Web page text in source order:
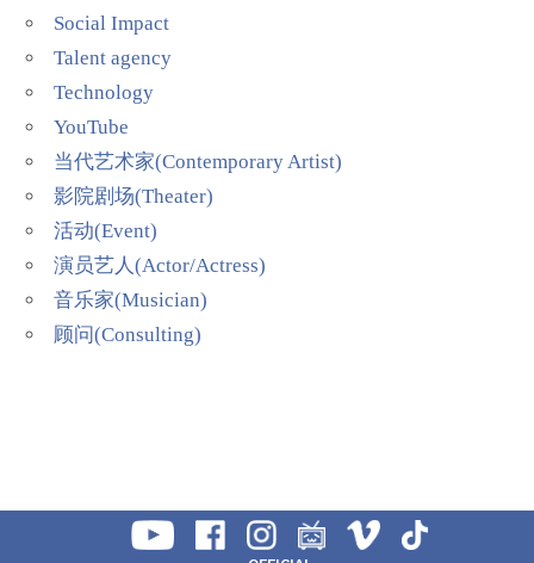
Social Impact
Talent agency
Technology
YouTube
当代艺术家(Contemporary Artist)
影院剧场(Theater)
活动(Event)
演员艺人(Actor/Actress)
音乐家(Musician)
顾问(Consulting)